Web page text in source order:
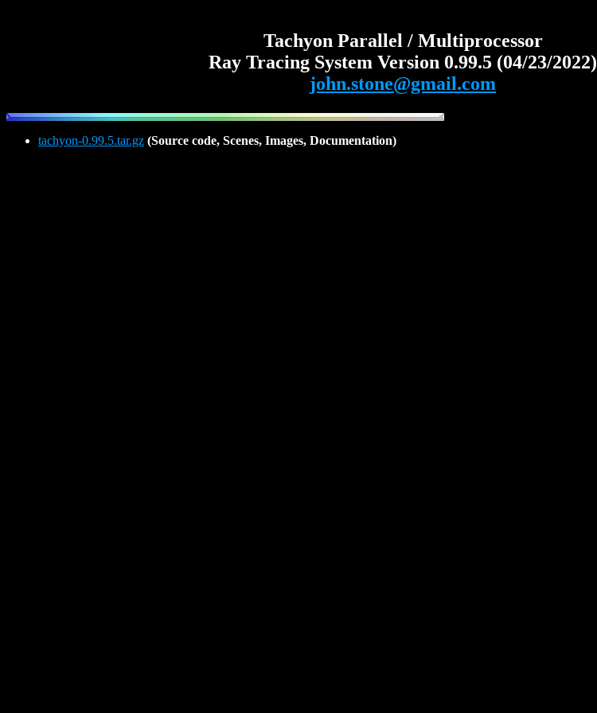
Tachyon Parallel / Multiprocessor
Ray Tracing System Version 0.99.5 (04/23/2022)
john.stone@gmail.com
tachyon-0.99.5.tar.gz (Source code, Scenes, Images, Documentation)